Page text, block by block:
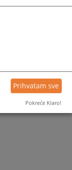
Prihvatam sve
Pokreće Klaro!